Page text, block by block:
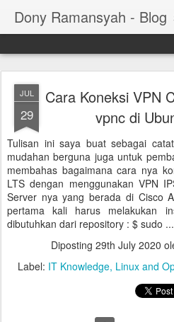
Dony Ramansyah - Blog
JUL
29
Cara Koneksi VPN
vpnc di
Tulisan ini saya buat sebagai
mudahan berguna juga untuk
membahas bagaimana cara nya
LTS dengan menggunakan VPN
Server nya yang berada di Cisco
pertama kali harus melakukan
dibutuhkan dari repository : $ sudo ...
Diposting 29th July 2020
Label: IT Knowledge Linux and